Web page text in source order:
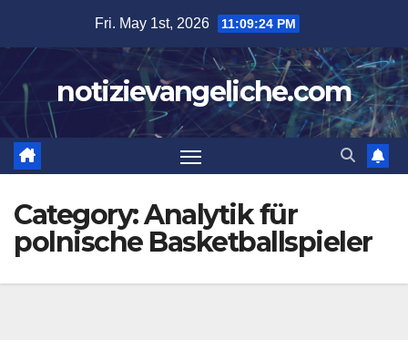
content
Fri. May 1st, 2026 11:09:24 PM
notizievangeliche.com
Category:Analytik für
polnische Basketballspieler